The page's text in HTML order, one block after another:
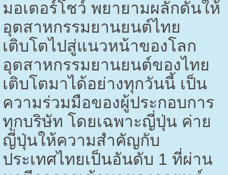
มอเตอร์โชว์ พยายามผลักดันให้
อุตสาหกรรมยานยนต์ไทย
เติบโตไปสู่แนวหน้าของโลก
อุตสาหกรรมยานยนต์ของไทย
เติบโตมาได้อย่างทุกวันนี้ เป็น
ความร่วมมือของผู้ประกอบการ
ทุกบริษัท โดยเฉพาะญี่ปุ่น ค่าย
ญี่ปุ่นให้ความสำคัญกับ
ประเทศไทยเป็นอันดับ 1 ที่ผ่าน